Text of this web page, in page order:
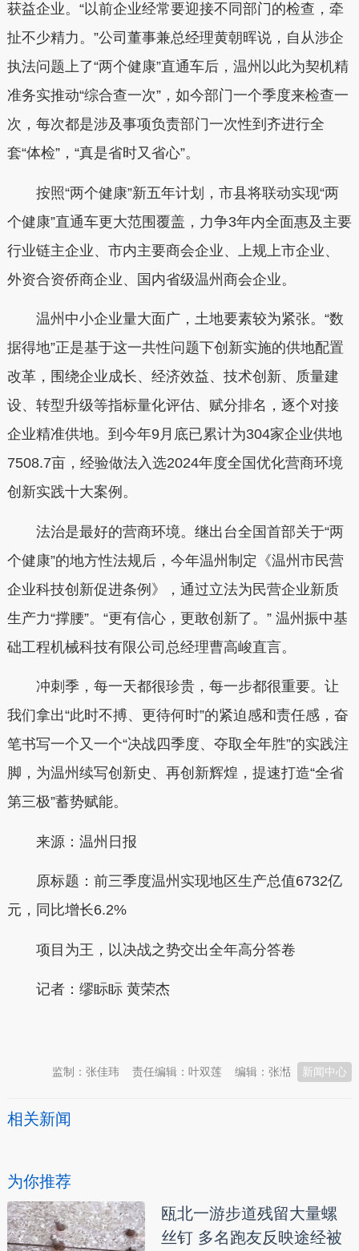
获益企业。“以前企业经常要迎接不同部门的检查，牵
扯不少精力。”公司董事兼总经理黄朝晖说，自从涉企
执法问题上了“两个健康”直通车后，温州以此为契机精
准务实推动“综合查一次”，如今部门一个季度来检查一
次，每次都是涉及事项负责部门一次性到齐进行全
套“体检”，“真是省时又省心”。
按照“两个健康”新五年计划，市县将联动实现“两
个健康”直通车更大范围覆盖，力争3年内全面惠及主要
行业链主企业、市内主要商会企业、上规上市企业、
外资合资侨商企业、国内省级温州商会企业。
温州中小企业量大面广，土地要素较为紧张。“数
据得地”正是基于这一共性问题下创新实施的供地配置
改革，围绕企业成长、经济效益、技术创新、质量建
设、转型升级等指标量化评估、赋分排名，逐个对接
企业精准供地。到今年9月底已累计为304家企业供地
7508.7亩，经验做法入选2024年度全国优化营商环境
创新实践十大案例。
法治是最好的营商环境。继出台全国首部关于“两
个健康”的地方性法规后，今年温州制定《温州市民营
企业科技创新促进条例》，通过立法为民营企业新质
生产力“撑腰”。“更有信心，更敢创新了。” 温州振中基
础工程机械科技有限公司总经理曹高峻直言。
冲刺季，每一天都很珍贵，每一步都很重要。让
我们拿出“此时不搏、更待何时”的紧迫感和责任感，奋
笔书写一个又一个“决战四季度、夺取全年胜”的实践注
脚，为温州续写创新史、再创新辉煌，提速打造“全省
第三极”蓄势赋能。
来源：温州日报
原标题：前三季度温州实现地区生产总值6732亿
元，同比增长6.2%
项目为王，以决战之势交出全年高分答卷
记者： 缪眎眎 黄荣杰
新闻中心
编辑：张湉
责任编辑：叶双莲
监制：张佳玮
相关新闻
为你推荐
瓯北一游步道残留大量螺
丝钉 多名跑友反映途经被